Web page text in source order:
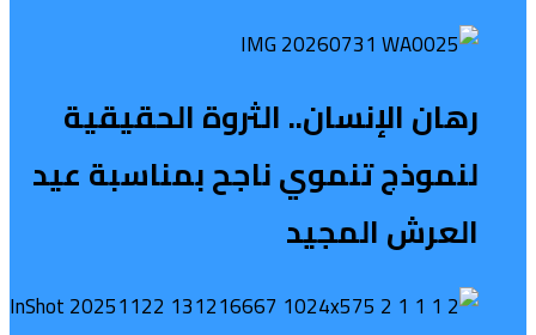
رهان الإنسان.. الثروة الحقيقية
لنموذج تنموي ناجح بمناسبة عيد
العرش المجيد